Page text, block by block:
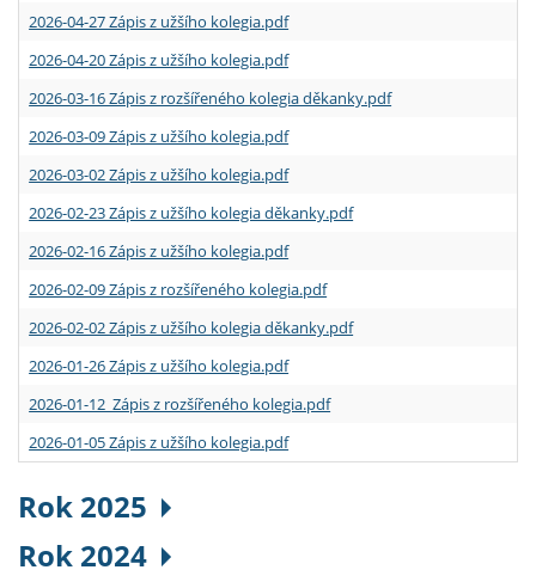
2026-04-27 Zápis z užšího kolegia.pdf
2026-04-20 Zápis z užšího kolegia.pdf
2026-03-16 Zápis z rozšířeného kolegia děkanky.pdf
2026-03-09 Zápis z užšího kolegia.pdf
2026-03-02 Zápis z užšího kolegia.pdf
2026-02-23 Zápis z užšího kolegia děkanky.pdf
2026-02-16 Zápis z užšího kolegia.pdf
2026-02-09 Zápis z rozšířeného kolegia.pdf
2026-02-02 Zápis z užšího kolegia děkanky.pdf
2026-01-26 Zápis z užšího kolegia.pdf
2026-01-12 Zápis z rozšířeného kolegia.pdf
2026-01-05 Zápis z užšího kolegia.pdf
Rok 2025
Rok 2024